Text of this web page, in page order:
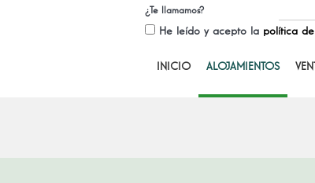
¿Te llamamos?
He leído y acepto la política
INICIO ALOJAMIENTOS